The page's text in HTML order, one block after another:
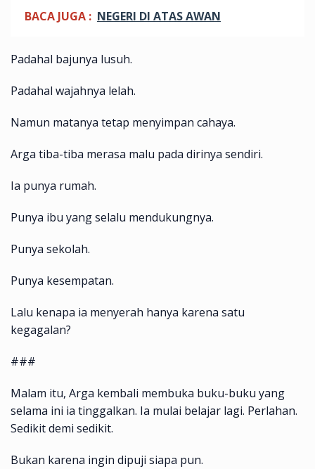
BACA JUGA : NEGERI DI ATAS AWAN
Padahal bajunya lusuh.
Padahal wajahnya lelah.
Namun matanya tetap menyimpan cahaya.
Arga tiba-tiba merasa malu pada dirinya sendiri.
Ia punya rumah.
Punya ibu yang selalu mendukungnya.
Punya sekolah.
Punya kesempatan.
Lalu kenapa ia menyerah hanya karena satu
kegagalan?
###
Malam itu, Arga kembali membuka buku-buku yang
selama ini ia tinggalkan. Ia mulai belajar lagi. Perlahan.
Sedikit demi sedikit.
Bukan karena ingin dipuji siapa pun.